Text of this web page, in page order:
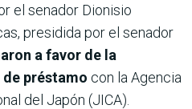
el senador Dionisio
presidida por el senador
a favor de la
préstamo con la Agencia
del Japón (JICA).